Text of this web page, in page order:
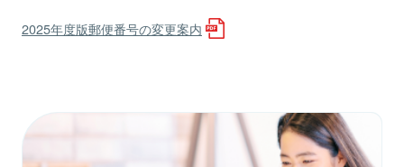
2025年度版郵便番号の変更案内